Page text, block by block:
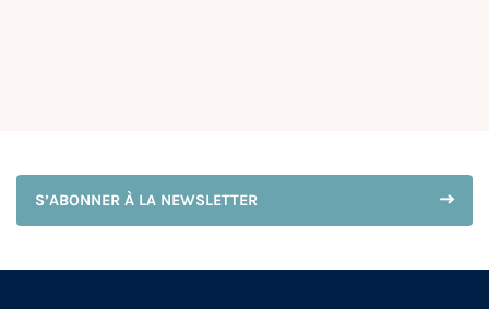
S’ABONNER À LA NEWSLETTER